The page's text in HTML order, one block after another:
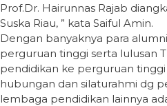
Prof.Dr. Hairunnas Rajab
Suska Riau, ” kata Saiful Amin.
Dengan banyaknya para
perguruan tinggi serta lulusan
pendidikan ke perguruan
hubungan dan silaturahmi dg
lembaga pendidikan lainnya